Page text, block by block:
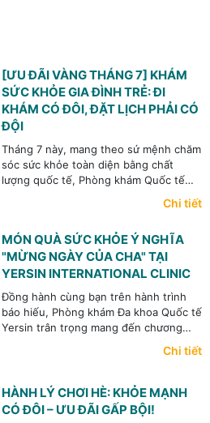
[ƯU ĐÃI VÀNG THÁNG 7] KHÁM
SỨC KHỎE GIA ĐÌNH TRẺ: ĐI
KHÁM CÓ ĐÔI, ĐẶT LỊCH PHẢI CÓ
ĐỘI
Tháng 7 này, mang theo sứ mệnh chăm
sóc sức khỏe toàn diện bằng chất
lượng quốc tế, Phòng khám Quốc tế
Yersin mang đến chương trình Ưu đãi
Vàng đặc biệt dành riêng cho các gia
đôi, đặt lịch phải có đội”. Hãy để Yersin
cùng bạn bảo vệ những người thân yêu
từ những bước chủ động đầu tiên!
Chi tiết
MÓN QUÀ SỨC KHỎE Ý NGHĨA
"MỪNG NGÀY CỦA CHA" TẠI
YERSIN INTERNATIONAL CLINIC
Đồng hành cùng bạn trên hành trình
báo hiếu, Phòng khám Đa khoa Quốc tế
Yersin trân trọng mang đến chương
trình ưu đãi đặc biệt: "Món Quà Sức
Khỏe – Trọn Vẹn Yêu Thương" áp dụng
Chi tiết
HÀNH LÝ CHƠI HÈ: KHỎE MẠNH
CÓ ĐÔI – ƯU ĐÃI GẤP BỘI!